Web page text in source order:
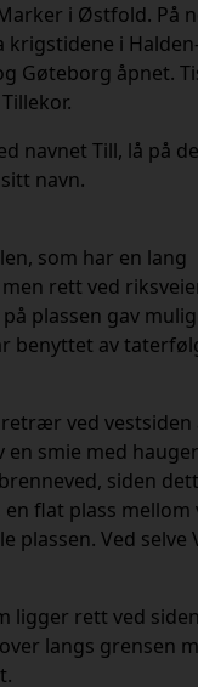
i Østfold. På
krigstidene i
Gøteborg åpnet.
navnet Till, lå på
navn.
som har en lang
rett ved
plassen gav
benyttet av
ved vestsiden
smie med
siden
flat plass mellom
plassen. Ved selve
ligger rett ved
langs grensen